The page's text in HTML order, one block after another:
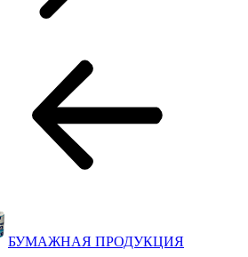
БУМАЖНАЯ ПРОДУКЦИЯ